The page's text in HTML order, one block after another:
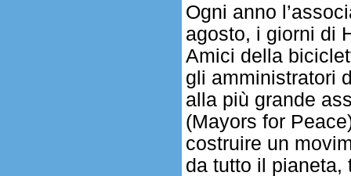
Ogni anno
agosto, i giorni di
Amici della
gli amministratori
alla più grande
(Mayors for
costruire un
da tutto il pianeta,